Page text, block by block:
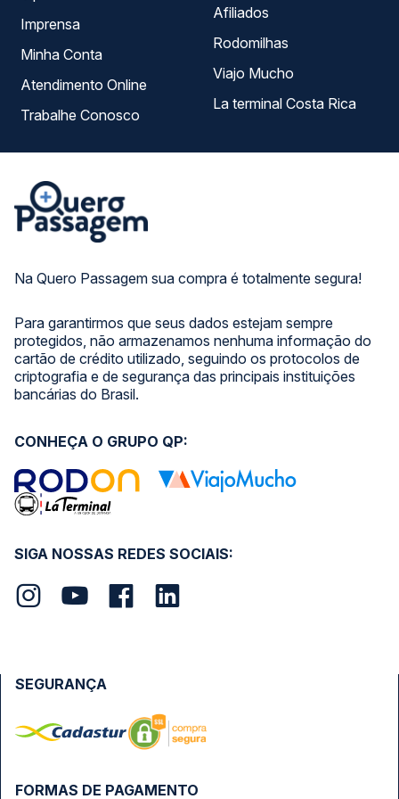
Na Quero Passagem sua compra é totalmente segura!
Para garantirmos que seus dados estejam sempre
protegidos, não armazenamos nenhuma informação do
cartão de crédito utilizado, seguindo os protocolos de
criptografia e de segurança das principais instituições
bancárias do Brasil.
Imprensa
Minha Conta
Atendimento Online
Trabalhe Conosco
Afiliados
Rodomilhas
Viajo Mucho
La terminal Costa Rica
SIGA NOSSAS REDES SOCIAIS:
CONHEÇA O GRUPO QP:
FORMAS DE PAGAMENTO
SEGURANÇA